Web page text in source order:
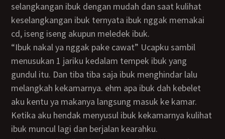
selangkangan ibuk dengan mudah dan saat kulihat
keselangkangan ibuk ternyata ibuk nggak memakai
cd, iseng iseng akupun meledek ibuk.
“Ibuk nakal ya nggak pake cawat” Ucapku sambil
menusukan 1 jariku kedalam tempek ibuk yang
gundul itu. Dan tiba tiba saja ibuk menghindar lalu
melangkah kekamarnya. ehm apa ibuk dah kebelet
aku kentu ya makanya langsung masuk ke kamar.
Ketika aku hendak menyusul ibuk kekamarnya kulihat
ibuk muncul lagi dan berjalan kearahku.